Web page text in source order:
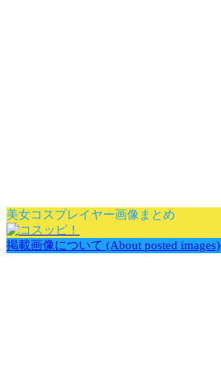
美女コスプレイヤー画像まとめ
掲載画像について (About posted images)